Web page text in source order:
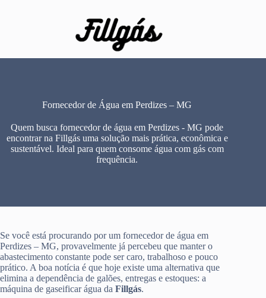
Fornecedor de Água em Perdizes – MG
Quem busca fornecedor de água em Perdizes - MG pode
encontrar na Fillgás uma solução mais prática, econômica e
sustentável. Ideal para quem consome água com gás com
frequência.
Se você está procurando por um fornecedor de água em
Perdizes – MG, provavelmente já percebeu que manter o
abastecimento constante pode ser caro, trabalhoso e pouco
prático. A boa notícia é que hoje existe uma alternativa que
elimina a dependência de galões, entregas e estoques: a
máquina de gaseificar água da Fillgás.